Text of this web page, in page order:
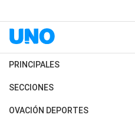
PRINCIPALES
Últimas Noticias
Política
SECCIONES
Horóscopo
OVACIÓN DEPORTES